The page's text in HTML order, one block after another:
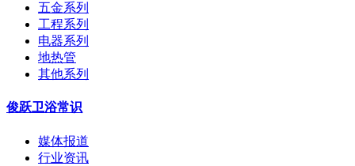
五金系列
工程系列
电器系列
地热管
其他系列
俊跃卫浴常识
媒体报道
行业资讯